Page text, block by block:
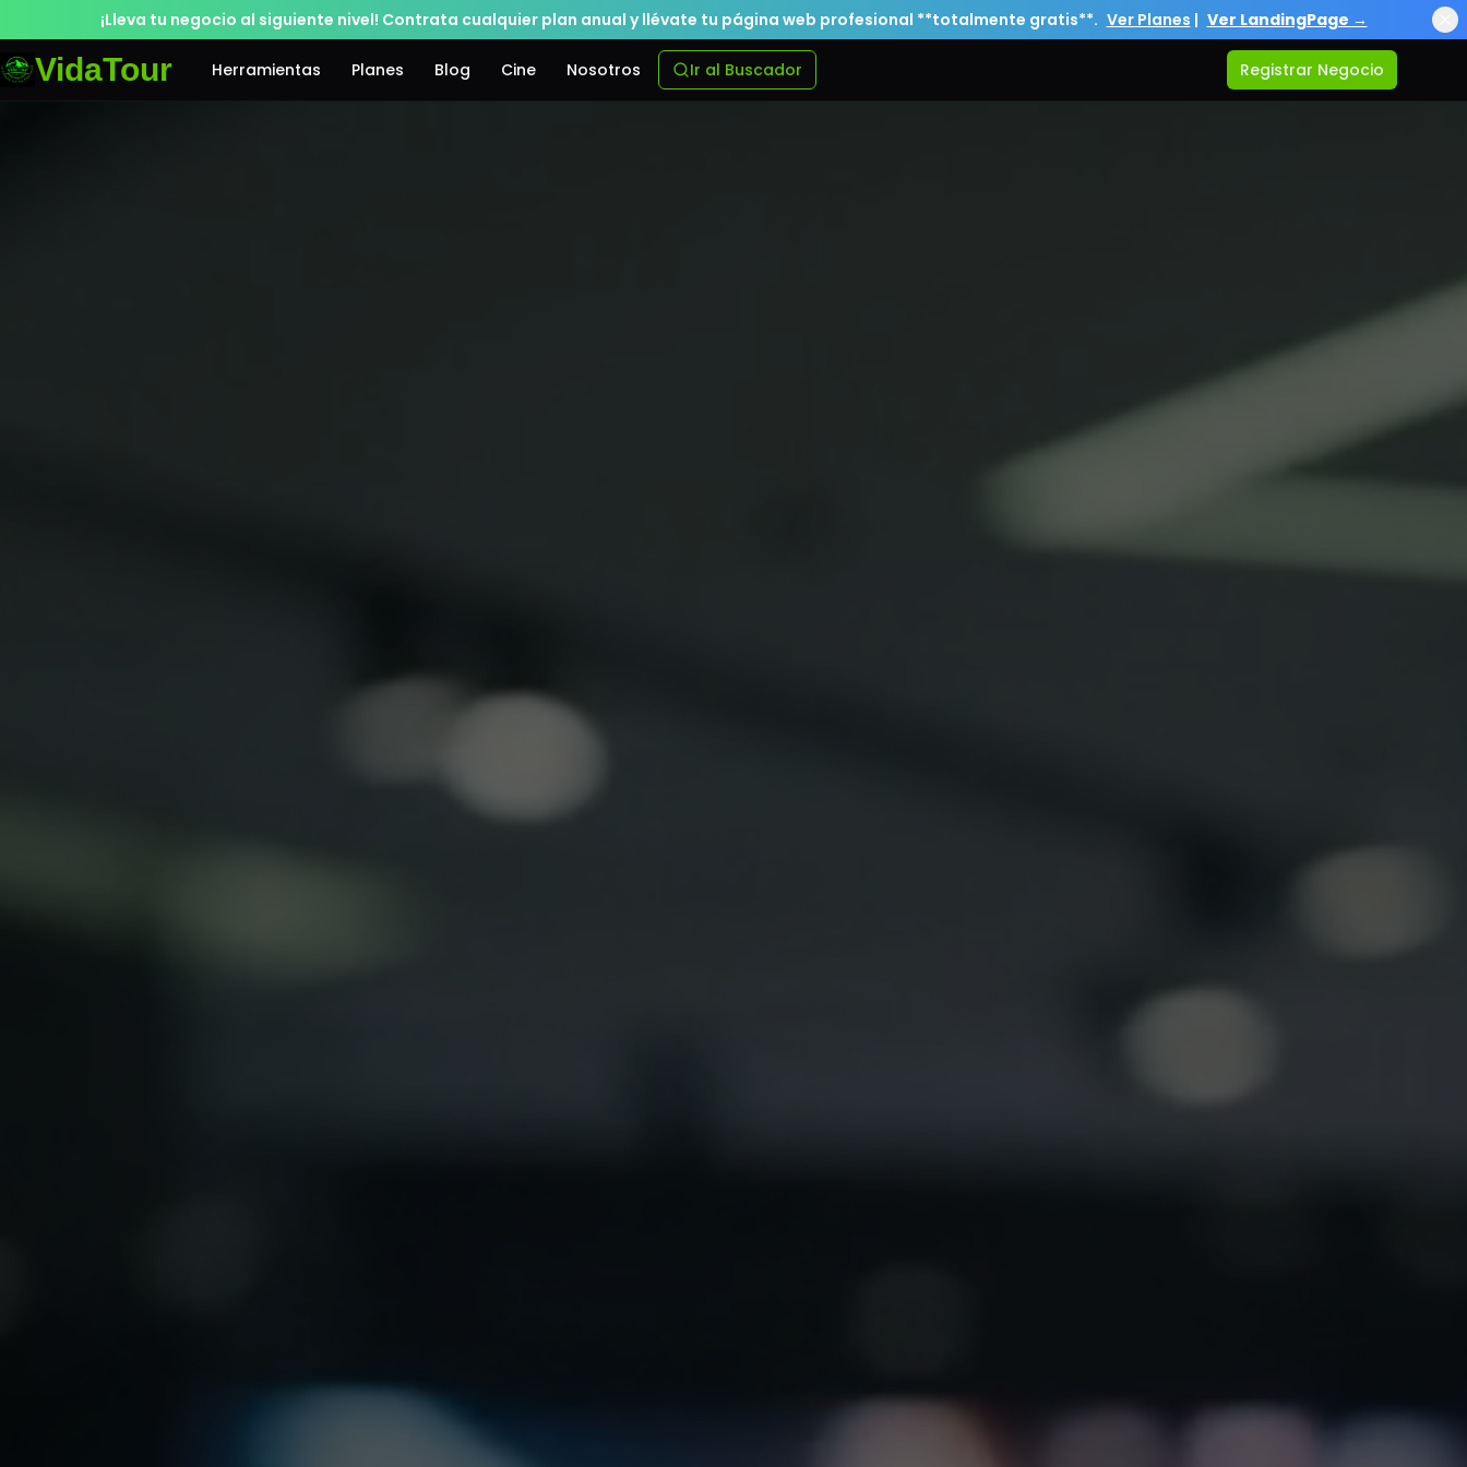
¡Lleva tu negocio al siguiente nivel! Contrata cualquier plan anual y llévate tu página web profesional **totalmente gratis**. Ver Planes | Ver LandingPage →
VidaTour Herramientas Planes Blog Cine Nosotros Ir al Buscador Registrar Negocio